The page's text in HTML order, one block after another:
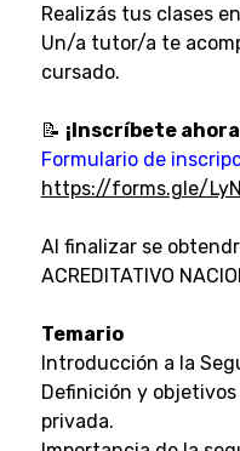
Realizás tus clases
Un/a tutor/a te
cursado.
📝 ¡Inscríbete
Formulario de
https://forms.gle/
Al finalizar se
ACREDITATIVO
Temario
Introducción a la
Definición y
privada.